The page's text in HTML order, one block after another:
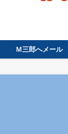
Ｍ三郎へメール